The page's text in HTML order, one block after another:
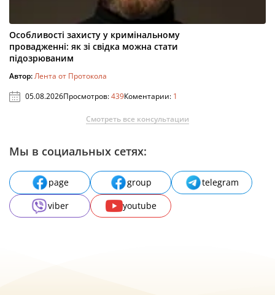
Особливості захисту у кримінальному
провадженні: як зі свідка можна стати
підозрюваним
Автор:Лента от Протокола
05.08.2026Просмотров:439Коментарии: 1
Смотреть все консультации
Мы в социальных сетях:
page group
telegram
viber
youtube